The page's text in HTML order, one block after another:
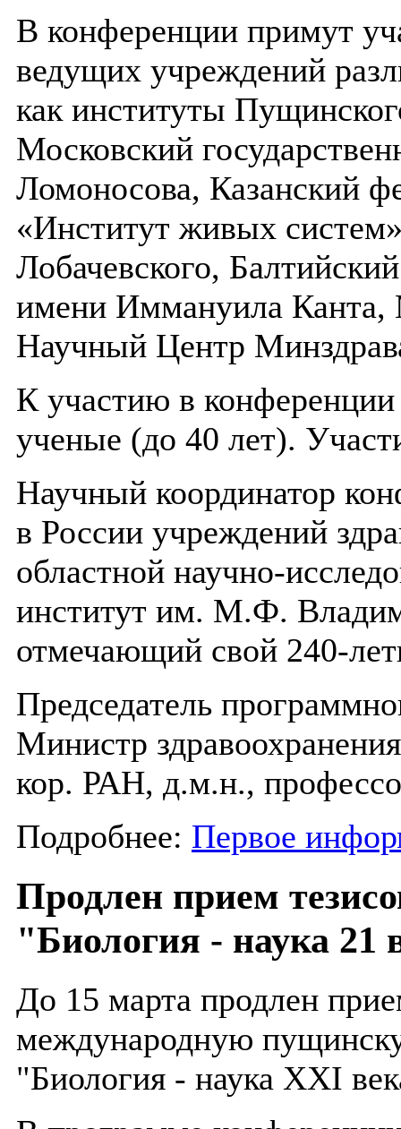
В конференции примут
ведущих учреждений
как институты
Московский
Ломоносова, Казанский
«Институт живых
Лобачевского,
имени Иммануила Канта,
Научный Центр
К участию в
ученые (до 40 лет).
Научный координатор
в России учреждений
областной научно-
институт им. М.Ф.
отмечающий свой 240-
Председатель
Министр
кор. РАН, д.м.н.,
Подробнее: Первое
Продлен прием
"Биология - наука 21
До 15 марта продлен
международную
"Биология - наука XXI